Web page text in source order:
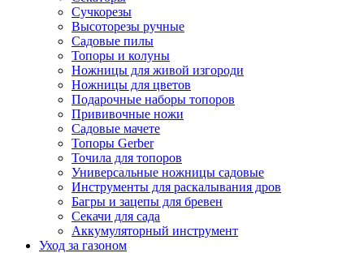
Сучкорезы
Высоторезы ручные
Садовые пилы
Топоры и колуны
Ножницы для живой изгороди
Ножницы для цветов
Подарочные наборы топоров
Прививочные ножи
Садовые мачете
Топоры Gerber
Точила для топоров
Универсальные ножницы садовые
Инструменты для раскалывания дров
Багры и зацепы для бревен
Секачи для сада
Аккумуляторный инструмент
Уход за газоном